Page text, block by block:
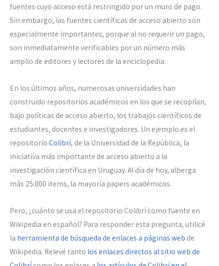
fuentes cuyo acceso está restringido por un muro de pago.
Sin embargo, las fuentes científicas de acceso abierto son
especialmente importantes, porque al no requerir un pago,
son inmediatamente verificables por un número más
amplio de editores y lectores de la enciclopedia.
En los últimos años, numerosas universidades han
construido repositorios académicos en los que se recopilan,
bajo políticas de acceso abierto, los trabajos científicos de
estudiantes, docentes e investigadores. Un ejemplo es el
repositorio Colibrí, de la Universidad de la República, la
iniciativa más importante de acceso abierto a la
investigación científica en Uruguay. Al día de hoy, alberga
más 25.000 ítems, la mayoría papers académicos.
Pero, ¿cuánto se usa el repositorio Colibrí como fuente en
Wikipedia en español? Para responder esta pregunta, utilicé
la herramienta de búsqueda de enlaces a páginas web de
Wikipedia. Relevé tanto los enlaces directos al sitio web de